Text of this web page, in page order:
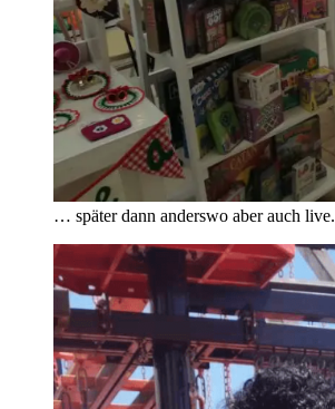
… später dann anderswo aber auch live.